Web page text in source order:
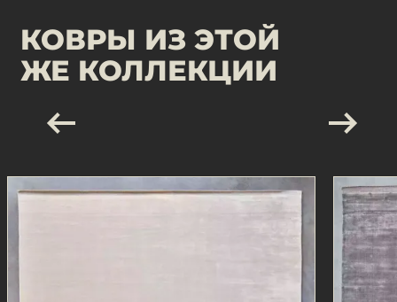
КОВРЫ ИЗ ЭТОЙ
ЖЕ КОЛЛЕКЦИИ